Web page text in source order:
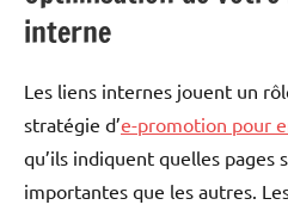
interne
Les liens internes jouent un
stratégie d’e-promotion pour
qu’ils indiquent quelles pages
importantes que les autres.